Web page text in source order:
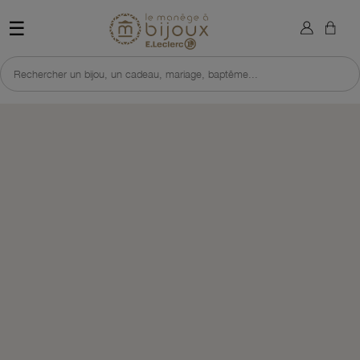
☰
Rechercher un bijou, un cadeau, mariage, baptême...
DÉCOUVRIR LA SÉLECTION
×